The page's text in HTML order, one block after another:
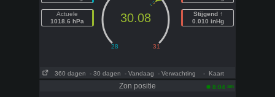
Actuele
1018.6 hPa
30.08
Stijgend ↑
0.010 inHg
360 dagen - 30 dagen - Vandaag - Verwachting - Kaart
Zon positie 8:04 am